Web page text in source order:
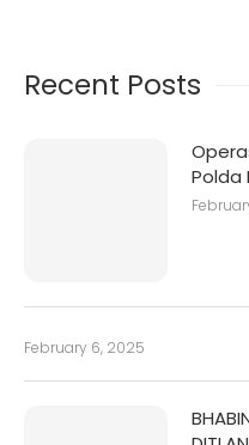
Recent Posts
Polda
February 6, 2025